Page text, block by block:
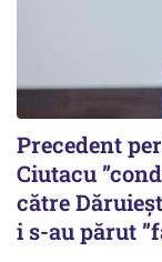
Precedent
Ciutacu
către
i s-au părut